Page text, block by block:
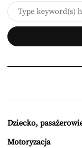
Dziecko,
Motoryzacja